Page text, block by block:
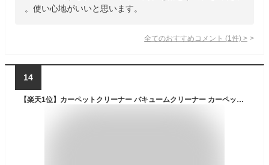
。使い心地がいいと思います。
全てのおすすめコメント (1 件) >
14
【楽天1位】カーペットクリーナー バキュームクリーナー カーペット洗浄機 染み抜き 布洗浄機 大容量 パワフル吸引 50W 温水対応 洗剤対応 水洗いクリーナー 食べこぼし 飲みこぼし 油汚れ カーペット ソファ 車 PSE 家庭用 コンパクト 1年保証 ★[送料無料]